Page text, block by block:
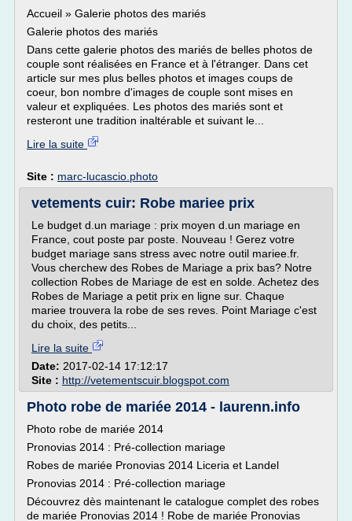
Accueil » Galerie photos des mariés
Galerie photos des mariés
Dans cette galerie photos des mariés de belles photos de
couple sont réalisées en France et à l'étranger. Dans cet
article sur mes plus belles photos et images coups de
coeur, bon nombre d'images de couple sont mises en
valeur et expliquées. Les photos des mariés sont et
resteront une tradition inaltérable et suivant le...
Lire la suite
Site : marc-lucascio.photo
vetements cuir: Robe mariee prix
Le budget d.un mariage : prix moyen d.un mariage en
France, cout poste par poste. Nouveau ! Gerez votre
budget mariage sans stress avec notre outil mariee.fr.
Vous cherchew des Robes de Mariage a prix bas? Notre
collection Robes de Mariage de est en solde. Achetez des
Robes de Mariage a petit prix en ligne sur. Chaque
mariee trouvera la robe de ses reves. Point Mariage c'est
du choix, des petits...
Lire la suite
Date: 2017-02-14 17:12:17
Site : http://vetementscuir.blogspot.com
Photo robe de mariée 2014 - laurenn.info
Photo robe de mariée 2014
Pronovias 2014 : Pré-collection mariage
Robes de mariée Pronovias 2014 Liceria et Landel
Pronovias 2014 : Pré-collection mariage
Découvrez dès maintenant le catalogue complet des robes
de mariée Pronovias 2014 ! Robe de mariée Pronovias